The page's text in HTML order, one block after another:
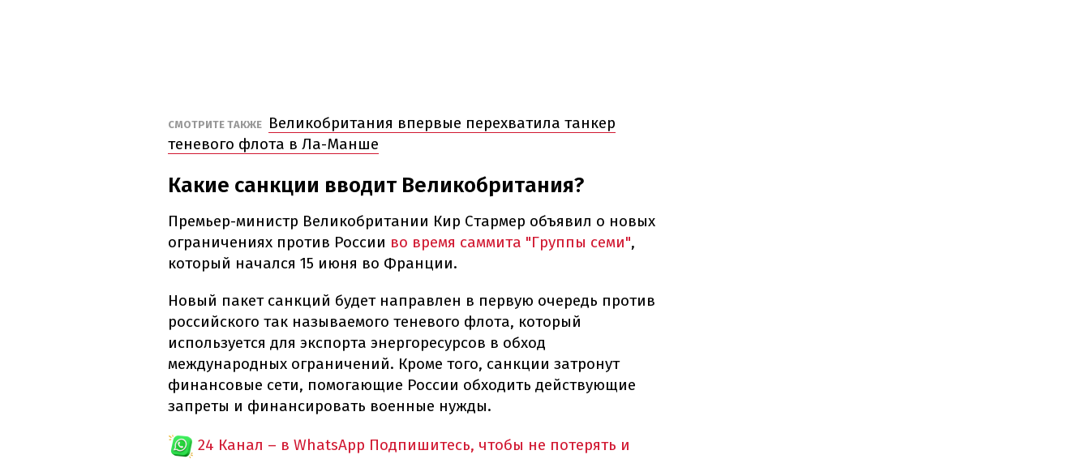
СМОТРИТЕ ТАКЖЕ
Великобритания впервые перехватила танкер
теневого флота в Ла-Манше
Какие санкции вводит Великобритания?
Премьер-министр Великобритании Кир Стармер объявил о новых
ограничениях против России во время саммита "Группы семи",
который начался 15 июня во Франции.
Новый пакет санкций будет направлен в первую очередь против
российского так называемого теневого флота, который
используется для экспорта энергоресурсов в обход
международных ограничений. Кроме того, санкции затронут
финансовые сети, помогающие России обходить действующие
запреты и финансировать военные нужды.
24 Канал – в WhatsApp Подпишитесь, чтобы не потерять и